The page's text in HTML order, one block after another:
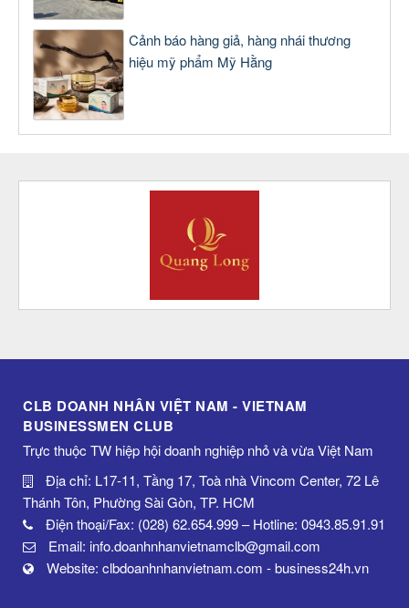
Cảnh báo hàng giả, hàng nhái thương
hiệu mỹ phẩm Mỹ Hằng
CLB DOANH NHÂN VIỆT NAM - VIETNAM
BUSINESSMEN CLUB
Trực thuộc TW hiệp hội doanh nghiệp nhỏ và vừa Việt Nam
Địa chỉ: L17-11, Tầng 17, Toà nhà Vincom Center, 72 Lê
Thánh Tôn, Phường Sài Gòn, TP. HCM
Điện thoại/Fax: (028) 62.654.999 – Hotline: 0943.85.91.91
Email: info.doanhnhanvietnamclb@gmail.com
Website: clbdoanhnhanvietnam.com - business24h.vn